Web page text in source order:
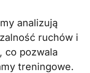
analizują
ruchów i
co pozwala
treningowe.